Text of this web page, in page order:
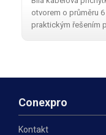
otvorem o průměru
praktickým řešením
Conexpro
Kontakt